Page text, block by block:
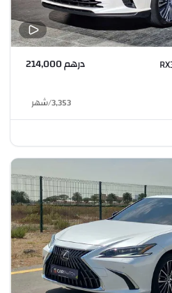
درهم 214,000
3,353
/شهر